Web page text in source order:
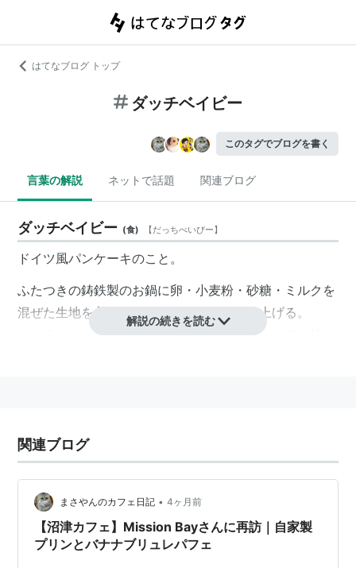
はてなブログ トップ
ダッチベイビー
このタグでブログを書く
言葉の解説 ネットで話題 関連ブログ
ダッチベイビー (食) 【だっちべいびー】
ドイツ風パンケーキのこと。
ふたつきの鋳鉄製のお鍋に卵・小麦粉・砂糖・ミルクを
混ぜた生地を入れ、ダッチオーブンで焼き上げる。
バニラエッセンスやシナモンで味付けされ、レモン汁や
解説の続きを読む
関連ブログ
まさやんのカフェ日記 • 4ヶ月前
【沼津カフェ】Mission Bayさんに再訪｜自家製
プリンとバナナブリュレパフェ